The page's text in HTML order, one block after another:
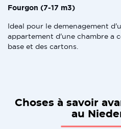
Fourgon (7-17 m3)
Ideal pour le demenagement
appartement d'une chambre a
base et des cartons.
Choses à savoir
au